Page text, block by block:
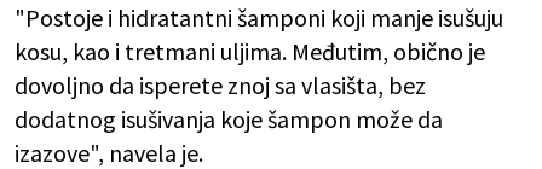
"Postoje i hidratantni šamponi koji manje isušuju
kosu, kao i tretmani uljima. Međutim, obično je
dovoljno da isperete znoj sa vlasišta, bez
dodatnog isušivanja koje šampon može da
izazove", navela je.